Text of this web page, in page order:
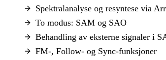
Spektralanalyse og resyntese via
To modus: SAM og SAO
Behandling av eksterne signaler i
FM-, Follow- og Sync-funksjoner